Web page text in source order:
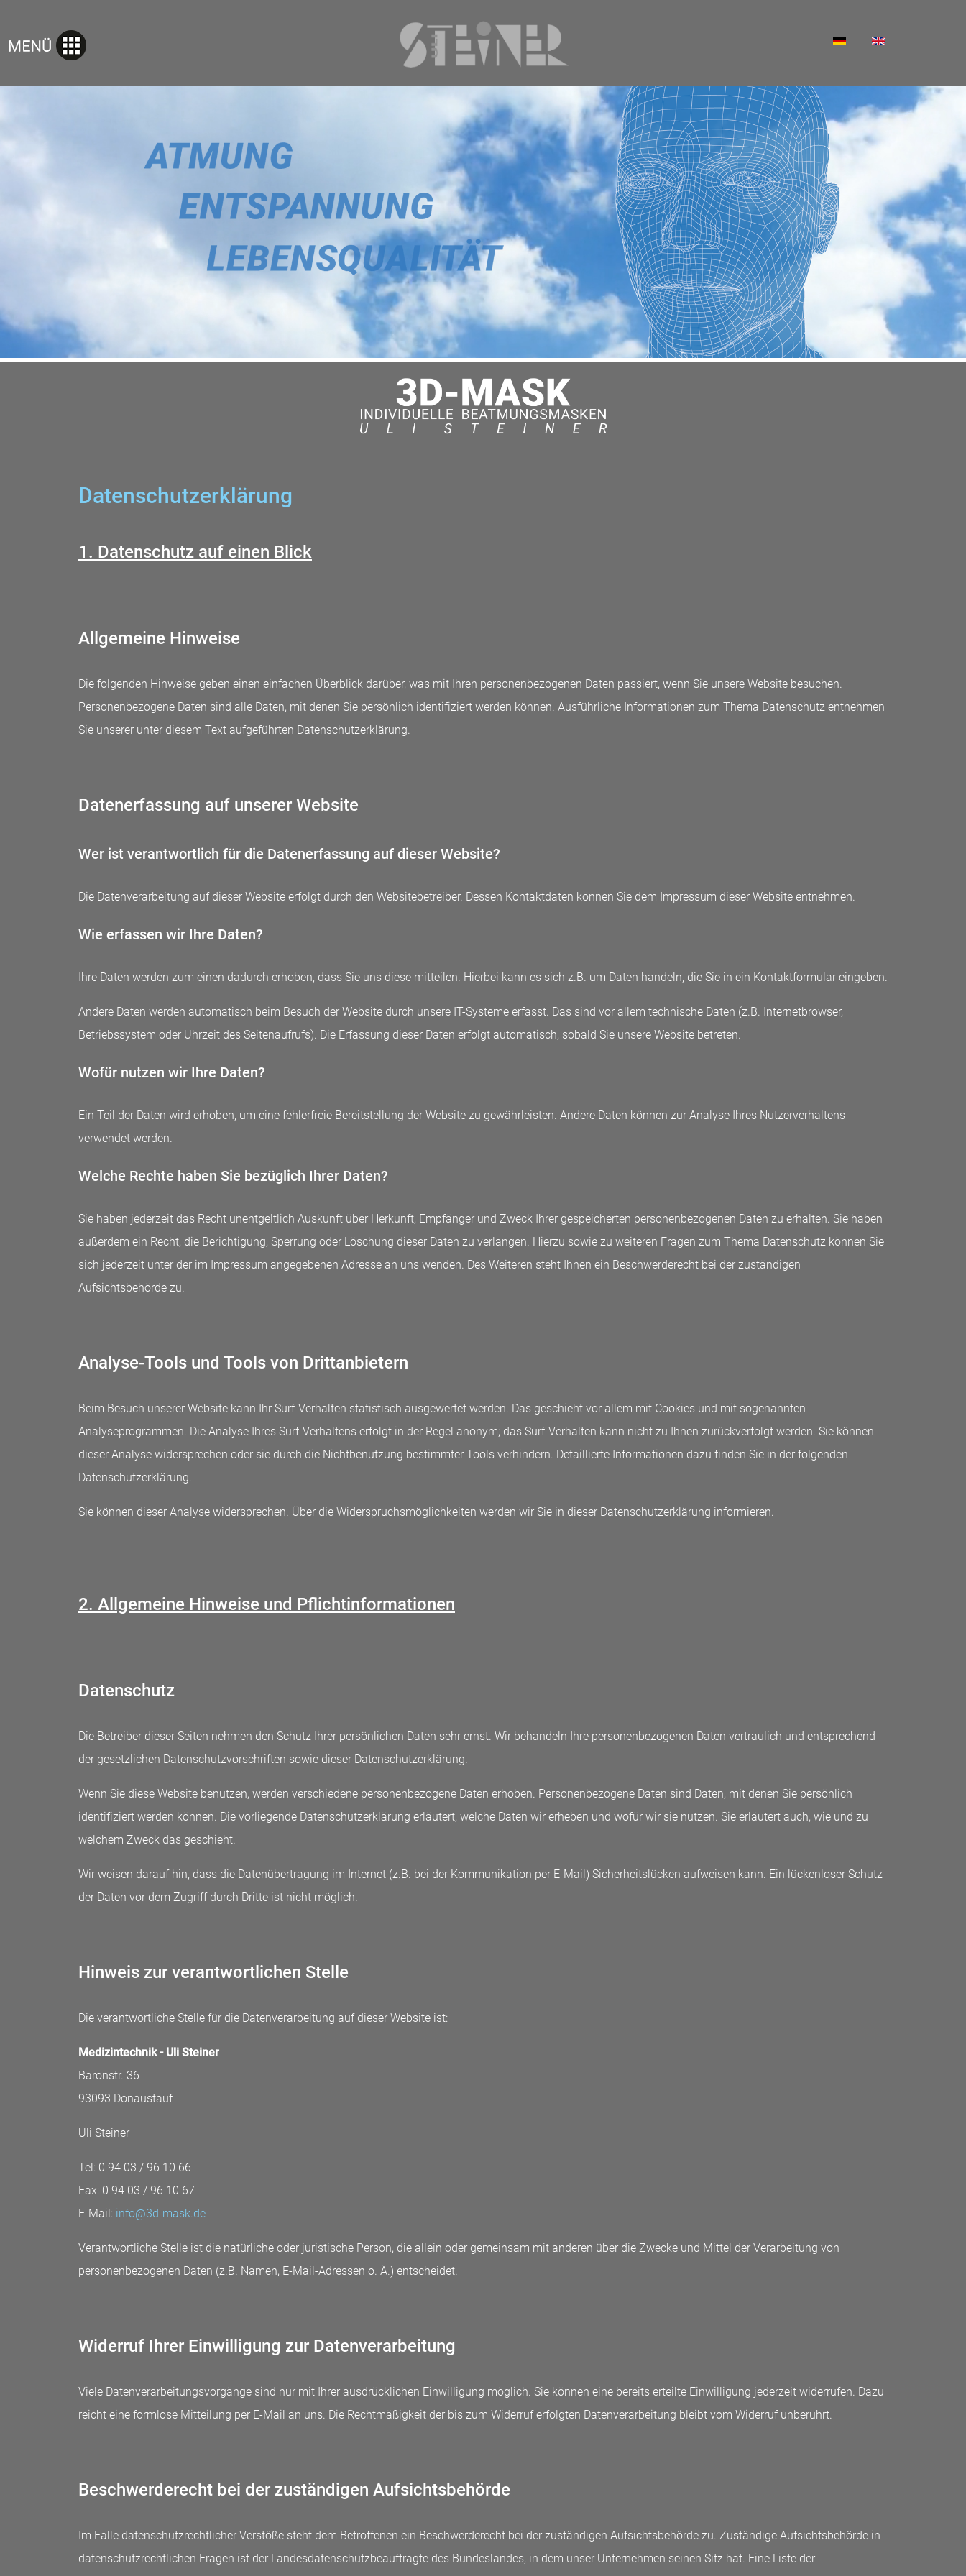
Datenschutzerklärung
1. Datenschutz auf einen Blick
Allgemeine Hinweise
Die folgenden Hinweise geben einen einfachen Überblick darüber, was mit Ihren personenbezogenen Daten passiert, wenn Sie unsere Website besuchen.
Personenbezogene Daten sind alle Daten, mit denen Sie persönlich identifiziert werden können. Ausführliche Informationen zum Thema Datenschutz entnehmen
Sie unserer unter diesem Text aufgeführten Datenschutzerklärung.
Datenerfassung auf unserer Website
Wer ist verantwortlich für die Datenerfassung auf dieser Website?
Die Datenverarbeitung auf dieser Website erfolgt durch den Websitebetreiber. Dessen Kontaktdaten können Sie dem Impressum dieser Website entnehmen.
Wie erfassen wir Ihre Daten?
Ihre Daten werden zum einen dadurch erhoben, dass Sie uns diese mitteilen. Hierbei kann es sich z.B. um Daten handeln, die Sie in ein Kontaktformular eingeben.
Andere Daten werden automatisch beim Besuch der Website durch unsere IT-Systeme erfasst. Das sind vor allem technische Daten (z.B. Internetbrowser,
Betriebssystem oder Uhrzeit des Seitenaufrufs). Die Erfassung dieser Daten erfolgt automatisch, sobald Sie unsere Website betreten.
Wofür nutzen wir Ihre Daten?
Ein Teil der Daten wird erhoben, um eine fehlerfreie Bereitstellung der Website zu gewährleisten. Andere Daten können zur Analyse Ihres Nutzerverhaltens
verwendet werden.
Welche Rechte haben Sie bezüglich Ihrer Daten?
Sie haben jederzeit das Recht unentgeltlich Auskunft über Herkunft, Empfänger und Zweck Ihrer gespeicherten personenbezogenen Daten zu erhalten. Sie haben
außerdem ein Recht, die Berichtigung, Sperrung oder Löschung dieser Daten zu verlangen. Hierzu sowie zu weiteren Fragen zum Thema Datenschutz können Sie
sich jederzeit unter der im Impressum angegebenen Adresse an uns wenden. Des Weiteren steht Ihnen ein Beschwerderecht bei der zuständigen
Aufsichtsbehörde zu.
Analyse-Tools und Tools von Drittanbietern
Beim Besuch unserer Website kann Ihr Surf-Verhalten statistisch ausgewertet werden. Das geschieht vor allem mit Cookies und mit sogenannten
Analyseprogrammen. Die Analyse Ihres Surf-Verhaltens erfolgt in der Regel anonym; das Surf-Verhalten kann nicht zu Ihnen zurückverfolgt werden. Sie können
dieser Analyse widersprechen oder sie durch die Nichtbenutzung bestimmter Tools verhindern. Detaillierte Informationen dazu finden Sie in der folgenden
Datenschutzerklärung.
Sie können dieser Analyse widersprechen. Über die Widerspruchsmöglichkeiten werden wir Sie in dieser Datenschutzerklärung informieren.
2. Allgemeine Hinweise und Pflichtinformationen
Datenschutz
Die Betreiber dieser Seiten nehmen den Schutz Ihrer persönlichen Daten sehr ernst. Wir behandeln Ihre personenbezogenen Daten vertraulich und entsprechend
der gesetzlichen Datenschutzvorschriften sowie dieser Datenschutzerklärung.
Wenn Sie diese Website benutzen, werden verschiedene personenbezogene Daten erhoben. Personenbezogene Daten sind Daten, mit denen Sie persönlich
identifiziert werden können. Die vorliegende Datenschutzerklärung erläutert, welche Daten wir erheben und wofür wir sie nutzen. Sie erläutert auch, wie und zu
welchem Zweck das geschieht.
Wir weisen darauf hin, dass die Datenübertragung im Internet (z.B. bei der Kommunikation per E-Mail) Sicherheitslücken aufweisen kann. Ein lückenloser Schutz
der Daten vor dem Zugriff durch Dritte ist nicht möglich.
Hinweis zur verantwortlichen Stelle
Die verantwortliche Stelle für die Datenverarbeitung auf dieser Website ist:
Medizintechnik - Uli Steiner
Baronstr. 36
93093 Donaustauf
Uli Steiner
Tel: 0 94 03 / 96 10 66
Fax: 0 94 03 / 96 10 67
E-Mail: info@3d-mask.de
Verantwortliche Stelle ist die natürliche oder juristische Person, die allein oder gemeinsam mit anderen über die Zwecke und Mittel der Verarbeitung von
personenbezogenen Daten (z.B. Namen, E-Mail-Adressen o. Ä.) entscheidet.
Widerruf Ihrer Einwilligung zur Datenverarbeitung
Viele Datenverarbeitungsvorgänge sind nur mit Ihrer ausdrücklichen Einwilligung möglich. Sie können eine bereits erteilte Einwilligung jederzeit widerrufen. Dazu
reicht eine formlose Mitteilung per E-Mail an uns. Die Rechtmäßigkeit der bis zum Widerruf erfolgten Datenverarbeitung bleibt vom Widerruf unberührt.
Beschwerderecht bei der zuständigen Aufsichtsbehörde
Im Falle datenschutzrechtlicher Verstöße steht dem Betroffenen ein Beschwerderecht bei der zuständigen Aufsichtsbehörde zu. Zuständige Aufsichtsbehörde in
datenschutzrechtlichen Fragen ist der Landesdatenschutzbeauftragte des Bundeslandes, in dem unser Unternehmen seinen Sitz hat. Eine Liste der